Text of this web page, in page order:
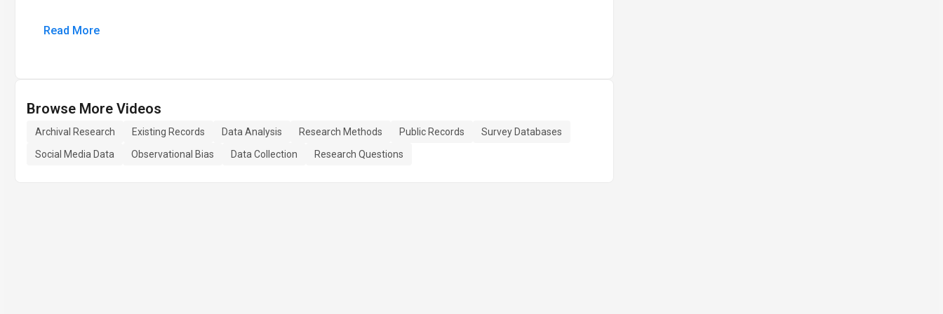
Read More
Browse More Videos
Archival Research Existing Records Data Analysis Research Methods Public Records
Survey Databases
Social Media Data
Observational Bias Data Collection Research Questions